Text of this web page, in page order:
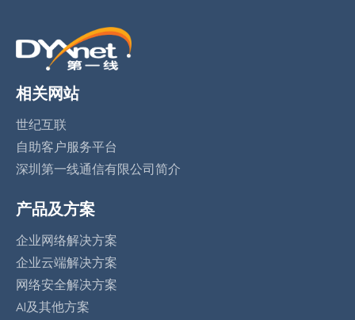
相关网站
世纪互联
自助客户服务平台
深圳第一线通信有限公司简介
产品及方案
企业网络解决方案
企业云端解决方案
网络安全解决方案
AI及其他方案